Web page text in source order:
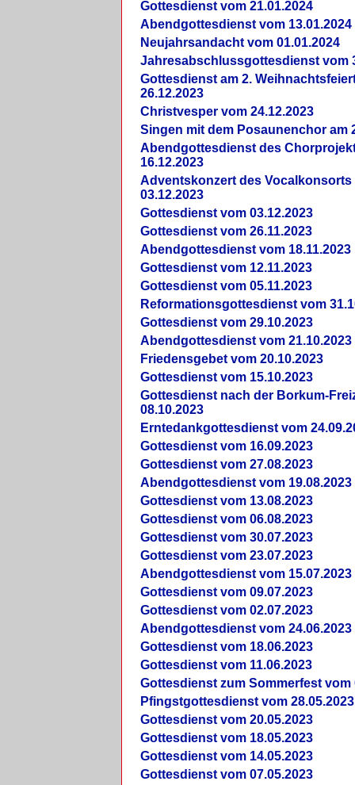
Gottesdienst vom 21.01.2024
Abendgottesdienst vom 13.01.2024
Neujahrsandacht vom 01.01.2024
Jahresabschlussgottesdienst vom
Gottesdienst am 2.
26.12.2023
Christvesper vom 24.12.2023
Singen mit dem Posaunenchor am
Abendgottesdienst des
16.12.2023
Adventskonzert des Vocalkonsorts
03.12.2023
Gottesdienst vom 03.12.2023
Gottesdienst vom 26.11.2023
Abendgottesdienst vom 18.11.2023
Gottesdienst vom 12.11.2023
Gottesdienst vom 05.11.2023
Reformationsgottesdienst vom
Gottesdienst vom 29.10.2023
Abendgottesdienst vom 21.10.2023
Friedensgebet vom 20.10.2023
Gottesdienst vom 15.10.2023
Gottesdienst nach der Borkum-
08.10.2023
Erntedankgottesdienst vom
Gottesdienst vom 16.09.2023
Gottesdienst vom 27.08.2023
Abendgottesdienst vom 19.08.2023
Gottesdienst vom 13.08.2023
Gottesdienst vom 06.08.2023
Gottesdienst vom 30.07.2023
Gottesdienst vom 23.07.2023
Abendgottesdienst vom 15.07.2023
Gottesdienst vom 09.07.2023
Gottesdienst vom 02.07.2023
Abendgottesdienst vom 24.06.2023
Gottesdienst vom 18.06.2023
Gottesdienst vom 11.06.2023
Gottesdienst zum Sommerfest vom
Pfingstgottesdienst vom 28.05.2023
Gottesdienst vom 20.05.2023
Gottesdienst vom 18.05.2023
Gottesdienst vom 14.05.2023
Gottesdienst vom 07.05.2023